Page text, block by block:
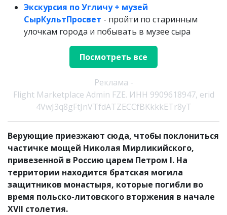
Экскурсия по Угличу + музей
СырКультПросвет - пройти по старинным
улочкам города и побывать в музее сыра
Посмотреть все
Реклама -
Flight Marketplace Admin FZE. ИНН 9909618947, erid
4VwJ3q8gFtJnVTfdATZECCfBKkkkETr8yT
Верующие приезжают сюда, чтобы поклониться
частичке мощей Николая Мирликийского,
привезенной в Россию царем Петром I. На
территории находится братская могила
защитников монастыря, которые погибли во
время польско-литовского вторжения в начале
XVII столетия.